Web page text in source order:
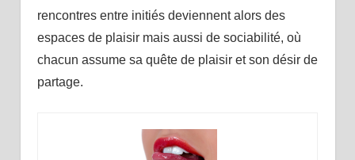
rencontres entre initiés deviennent alors des
espaces de plaisir mais aussi de sociabilité, où
chacun assume sa quête de plaisir et son désir de
partage.